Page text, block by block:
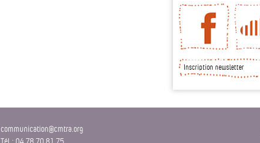
communication@cmtra.org